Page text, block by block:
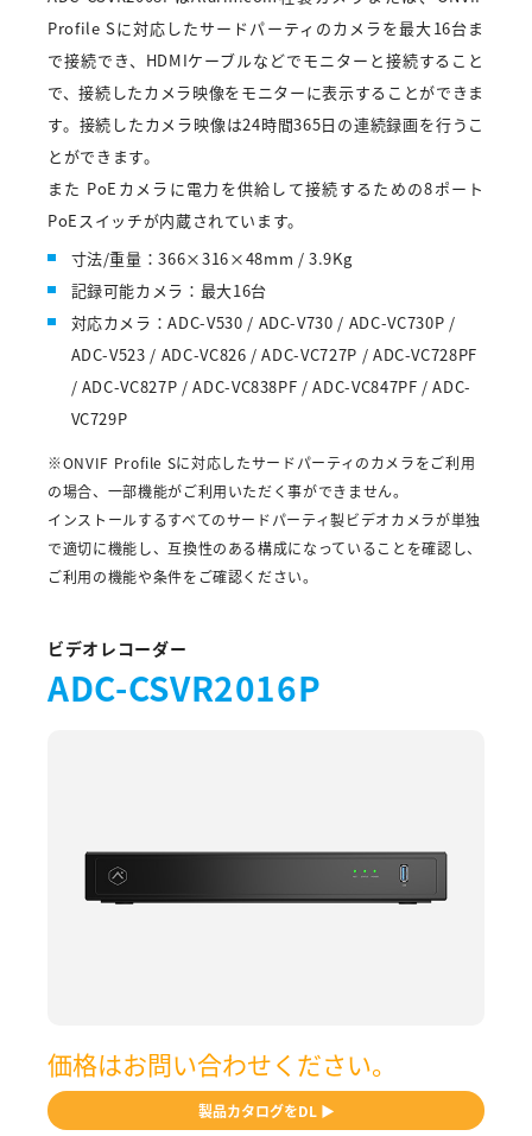
Profile Sに対応したサードパーティのカメラを最大16台ま
で接続でき、HDMIケーブルなどでモニターと接続すること
で、接続したカメラ映像をモニターに表示することができま
す。接続したカメラ映像は24時間365日の連続録画を行うこ
とができます。
また PoEカメラに電力を供給して接続するための8ポート
PoEスイッチが内蔵されています。
寸法/重量：366×316×48mm / 3.9Kg
記録可能カメラ：最大16台
対応カメラ：ADC-V530 / ADC-V730 / ADC-VC730P /
ADC-V523 / ADC-VC826 / ADC-VC727P / ADC-VC728PF
/ ADC-VC827P / ADC-VC838PF / ADC-VC847PF / ADC-
VC729P
※ONVIF Profile Sに対応したサードパーティのカメラをご利用
の場合、一部機能がご利用いただく事ができません。
インストールするすべてのサードパーティ製ビデオカメラが単独
で適切に機能し、互換性のある構成になっていることを確認し、
ご利用の機能や条件をご確認ください。
ビデオレコーダー
ADC-CSVR2016P
価格はお問い合わせください。
製品カタログをDL ▶